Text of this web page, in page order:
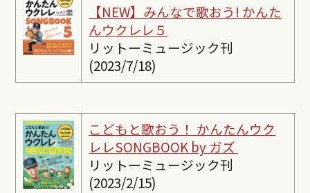
【NEW】みんなで歌おう! かんた
んウクレレ５
リットーミュージック刊
(2023/7/18)
こどもと歌おう！ かんたんウク
レレSONGBOOK by ガズ
リットーミュージック刊
(2023/2/15)